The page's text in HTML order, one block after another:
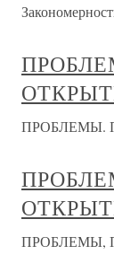
ПРОБЛЕМЫ.
ПРОБЛЕМЫ,